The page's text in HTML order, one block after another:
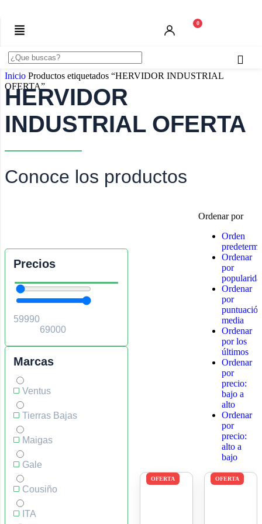
0
Inicio Productos etiquetados “HERVIDOR INDUSTRIAL
OFERTA”
HERVIDOR
INDUSTRIAL OFERTA
Conoce los productos
Precios
Marcas
Ventus
Tierras Bajas
Maigas
Gale
Cousiño
ITA
Ordenar por
Orden
Ordenar
por
Ordenar
por
media
Ordenar
por los
últimos
Ordenar
por
precio:
bajo a
alto
Ordenar
por
precio:
alto a
bajo
OFERTA OFERTA